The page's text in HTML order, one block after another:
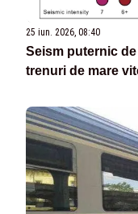
25 iun. 2026, 08:40
Seism puternic
trenuri de mare